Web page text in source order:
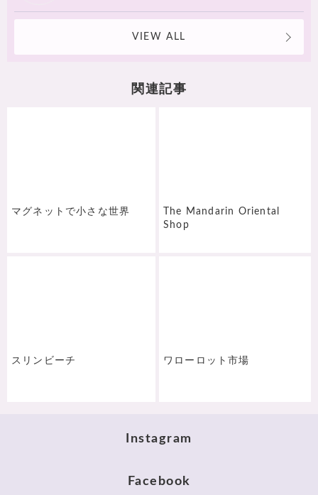
VIEW ALL
関連記事
マグネットで小さな世界
The Mandarin Oriental
Shop
スリンビーチ ワローロット市場
Instagram
Facebook